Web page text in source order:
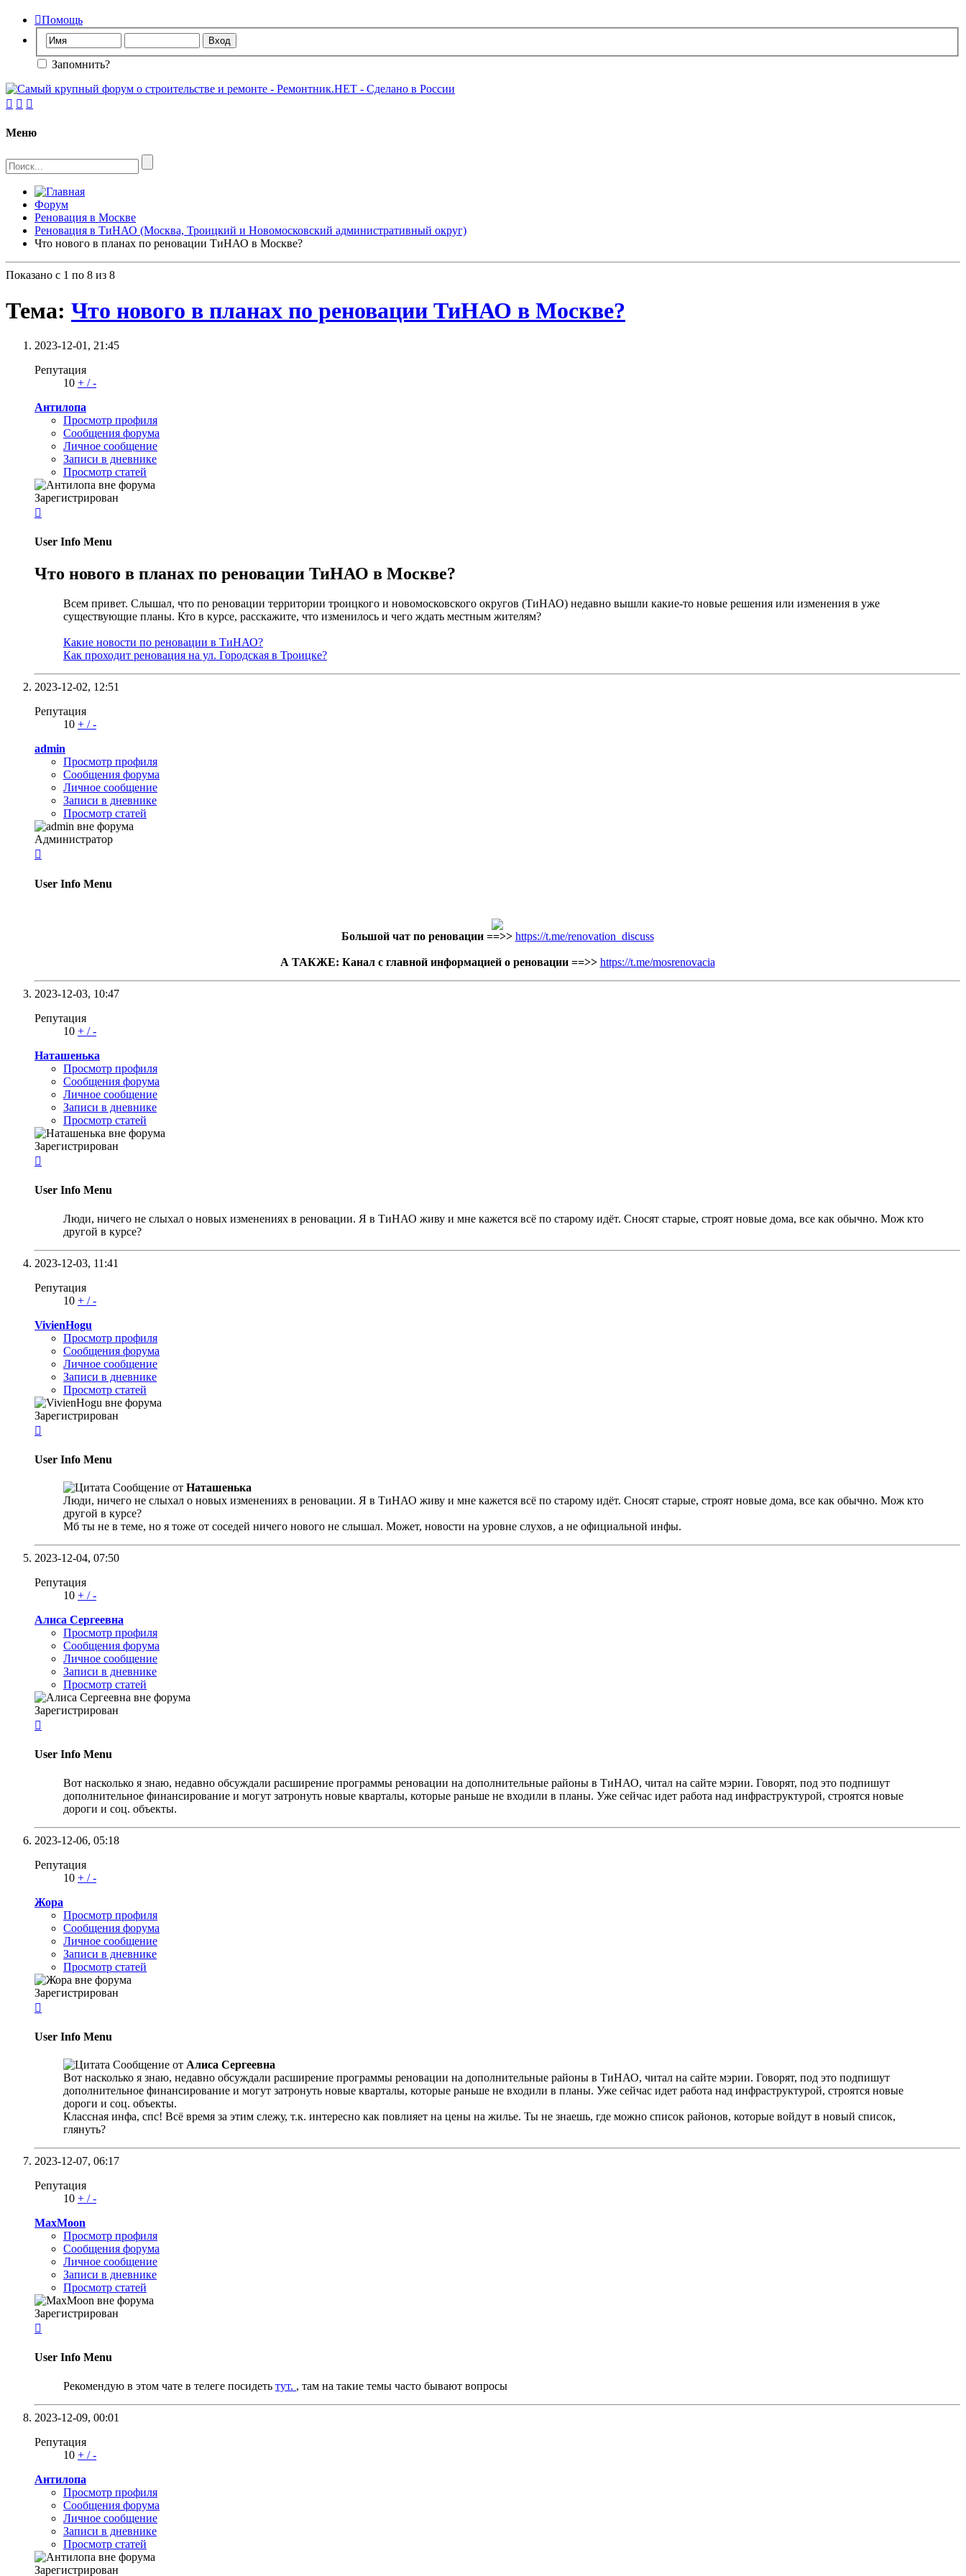
Помощь
Запомнить?
  
Меню
Форум
Реновация в Москве
Реновация в ТиНАО (Москва, Троицкий и Новомосковский административный округ)
Что нового в планах по реновации ТиНАО в Москве?
Показано с 1 по 8 из 8
Тема: Что нового в планах по реновации ТиНАО в Москве?
2023-12-01, 21:45
Репутация
10 + /-
Антилопа
Просмотр профиля
Сообщения форума
Личное сообщение
Записи в дневнике
Просмотр статей
Зарегистрирован

User Info Menu
Что нового в планах по реновации ТиНАО в Москве?
Всем привет. Слышал, что по реновации территории троицкого и новомосковского округов (ТиНАО) недавно вышли какие-то новые решения или изменения в уже
существующие планы. Кто в курсе, расскажите, что изменилось и чего ждать местным жителям?
Какие новости по реновации в ТиНАО?
Как проходит реновация на ул. Городская в Троицке?
2023-12-02, 12:51
Репутация
10 + /-
admin
Просмотр профиля
Сообщения форума
Личное сообщение
Записи в дневнике
Просмотр статей
Администратор

User Info Menu
Большой чат по реновации ==>> https://t.me/renovation_discuss
А ТАКЖЕ: Канал с главной информацией о реновации ==>> https://t.me/mosrenovacia
2023-12-03, 10:47
Репутация
10 + /-
Наташенька
Просмотр профиля
Сообщения форума
Личное сообщение
Записи в дневнике
Просмотр статей
Зарегистрирован

User Info Menu
Люди, ничего не слыхал о новых изменениях в реновации. Я в ТиНАО живу и мне кажется всё по старому идёт. Сносят старые, строят новые дома, все как обычно. Мож кто
другой в курсе?
2023-12-03, 11:41
Репутация
10 + /-
VivienHogu
Просмотр профиля
Сообщения форума
Личное сообщение
Записи в дневнике
Просмотр статей
Зарегистрирован

User Info Menu
Сообщение от Наташенька
Люди, ничего не слыхал о новых изменениях в реновации. Я в ТиНАО живу и мне кажется всё по старому идёт. Сносят старые, строят новые дома, все как обычно. Мож кто
другой в курсе?
Мб ты не в теме, но я тоже от соседей ничего нового не слышал. Может, новости на уровне слухов, а не официальной инфы.
2023-12-04, 07:50
Репутация
10 + /-
Алиса Сергеевна
Просмотр профиля
Сообщения форума
Личное сообщение
Записи в дневнике
Просмотр статей
Зарегистрирован

User Info Menu
Вот насколько я знаю, недавно обсуждали расширение программы реновации на дополнительные районы в ТиНАО, читал на сайте мэрии. Говорят, под это подпишут
дополнительное финансирование и могут затронуть новые кварталы, которые раньше не входили в планы. Уже сейчас идет работа над инфраструктурой, строятся новые
дороги и соц. объекты.
2023-12-06, 05:18
Репутация
10 + /-
Жора
Просмотр профиля
Сообщения форума
Личное сообщение
Записи в дневнике
Просмотр статей
Зарегистрирован

User Info Menu
Сообщение от Алиса Сергеевна
Вот насколько я знаю, недавно обсуждали расширение программы реновации на дополнительные районы в ТиНАО, читал на сайте мэрии. Говорят, под это подпишут
дополнительное финансирование и могут затронуть новые кварталы, которые раньше не входили в планы. Уже сейчас идет работа над инфраструктурой, строятся новые
дороги и соц. объекты.
Классная инфа, спс! Всё время за этим слежу, т.к. интересно как повлияет на цены на жилье. Ты не знаешь, где можно список районов, которые войдут в новый список,
глянуть?
2023-12-07, 06:17
Репутация
10 + /-
MaxMoon
Просмотр профиля
Сообщения форума
Личное сообщение
Записи в дневнике
Просмотр статей
Зарегистрирован

User Info Menu
Рекомендую в этом чате в телеге посидеть тут. , там на такие темы часто бывают вопросы
2023-12-09, 00:01
Репутация
10 + /-
Антилопа
Просмотр профиля
Сообщения форума
Личное сообщение
Записи в дневнике
Просмотр статей
Зарегистрирован